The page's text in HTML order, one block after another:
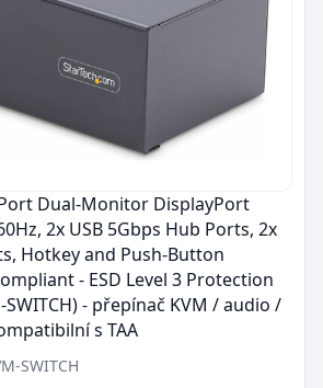
Dual-Monitor DisplayPort
2x USB 5Gbps Hub Ports, 2x
Hotkey and Push-Button
- ESD Level 3 Protection
SWITCH) - přepínač KVM / audio /
s TAA
SWITCH